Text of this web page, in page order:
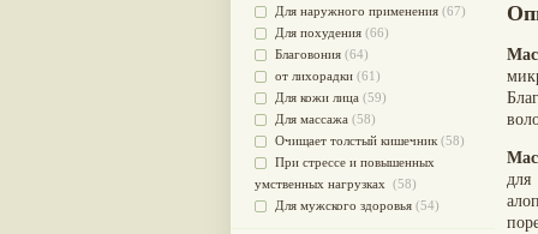
Для наружного применения (67)
Для похудения (66)
Благовония (64)
от лихорадки (61)
Для кожи лица (59)
Для массажа (58)
Очищает толстый кишечник (58)
При стрессе и повышенных
умственных нагрузках (58)
Для мужского здоровья (54)